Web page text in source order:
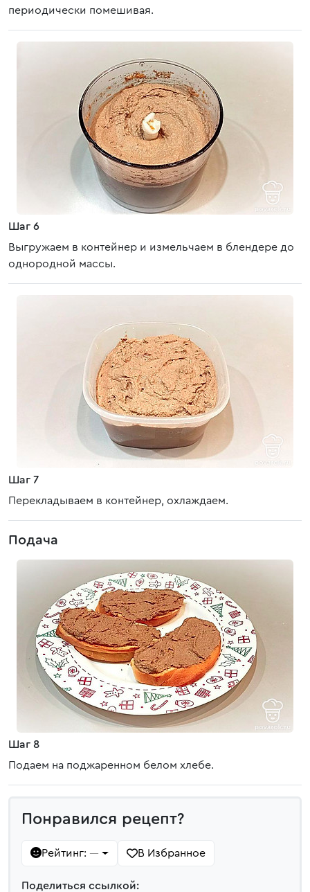
периодически помешивая.
Шаг 6
Выгружаем в контейнер и измельчаем в блендере до
однородной массы.
Шаг 7
Перекладываем в контейнер, охлаждаем.
Подача
Шаг 8
Подаем на поджаренном белом хлебе.
Понравился рецепт?
Рейтинг: — В Избранное
Поделиться ссылкой: